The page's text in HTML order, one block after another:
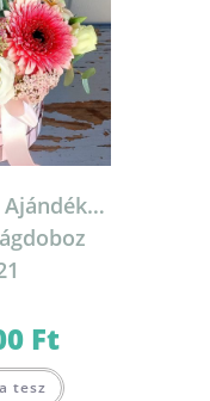
Ajándék…
Ft
tesz